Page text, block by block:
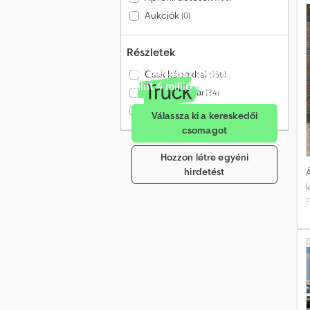
Aukciók(0)
Részletek
Csak képekkel (166)
Csak videóval (34)
Csak ellenőrzött kereskedők
Értékesítés havonta több
mint 4 millió érdeklődőnek
Válassza ki a kereskedői
csomagot
Hozzon létre egyéni
hirdetést